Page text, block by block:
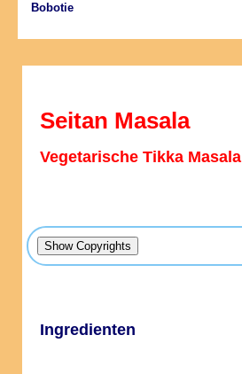
Bobotie
Seitan Masala
Vegetarische Tikka Masala
Ingredienten